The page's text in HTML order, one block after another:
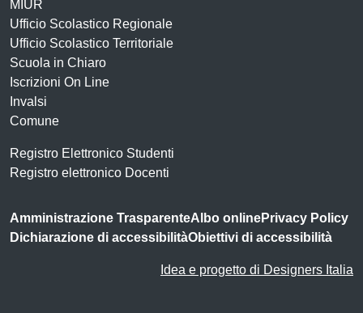
MIUR
Ufficio Scolastico Regionale
Ufficio Scolastico Territoriale
Scuola in Chiaro
Iscrizioni On Line
Invalsi
Comune
Registro Elettronico Studenti
Registro elettronico Docenti
Amministrazione TrasparenteAlbo onlinePrivacy Policy
Dichiarazione di accessibilitàObiettivi di accessibilità
Idea e progetto di Designers Italia